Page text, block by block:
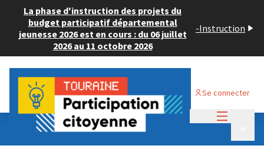
La phase d'instruction des projets du
budget participatif départemental
jeunesse 2026 est en cours : du 06 juillet
2026 au 11 octobre 2026
-Instruction
Se connecter
Budget Participatif JEUNESSE 2024
💡 Consulter les projets déposés